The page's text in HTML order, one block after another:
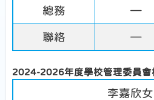
總務 —
聯絡 —
2024-2026年度學校管理委員會
李嘉欣